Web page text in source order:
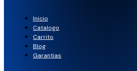
Inicio
Catalogo
Carrito
Blog
Garantias